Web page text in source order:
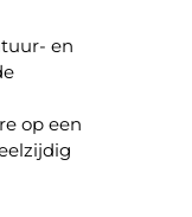
en
op een